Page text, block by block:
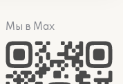
Мы в Max